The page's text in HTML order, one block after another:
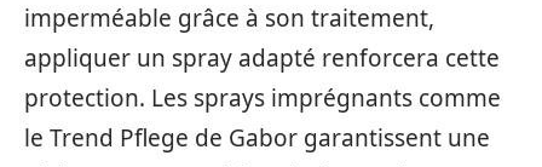
imperméable grâce à son traitement,
appliquer un spray adapté renforcera cette
protection. Les sprays imprégnants comme
le Trend Pflege de Gabor garantissent une